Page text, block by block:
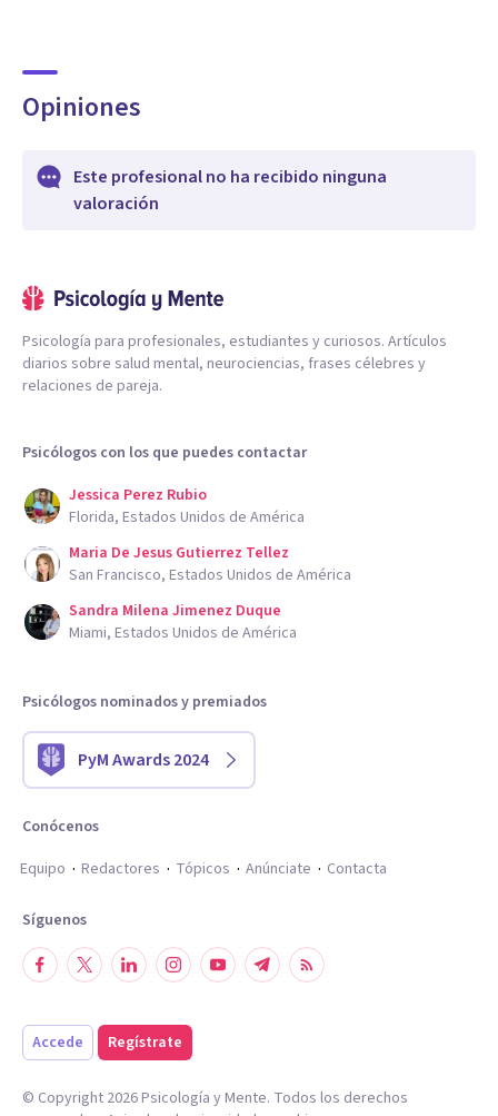
Opiniones
Este profesional no ha recibido ninguna
valoración
Psicología para profesionales, estudiantes y curiosos. Artículos
diarios sobre salud mental, neurociencias, frases célebres y
relaciones de pareja.
Psicólogos con los que puedes contactar
Jessica Perez Rubio
Florida, Estados Unidos de América
Maria De Jesus Gutierrez Tellez
San Francisco, Estados Unidos de América
Sandra Milena Jimenez Duque
Miami, Estados Unidos de América
Psicólogos nominados y premiados
PyM Awards 2024
Conócenos
Equipo
Redactores Tópicos Anúnciate Contacta
Síguenos
Accede Regístrate
© Copyright 2026Psicología y Mente. Todos los derechos